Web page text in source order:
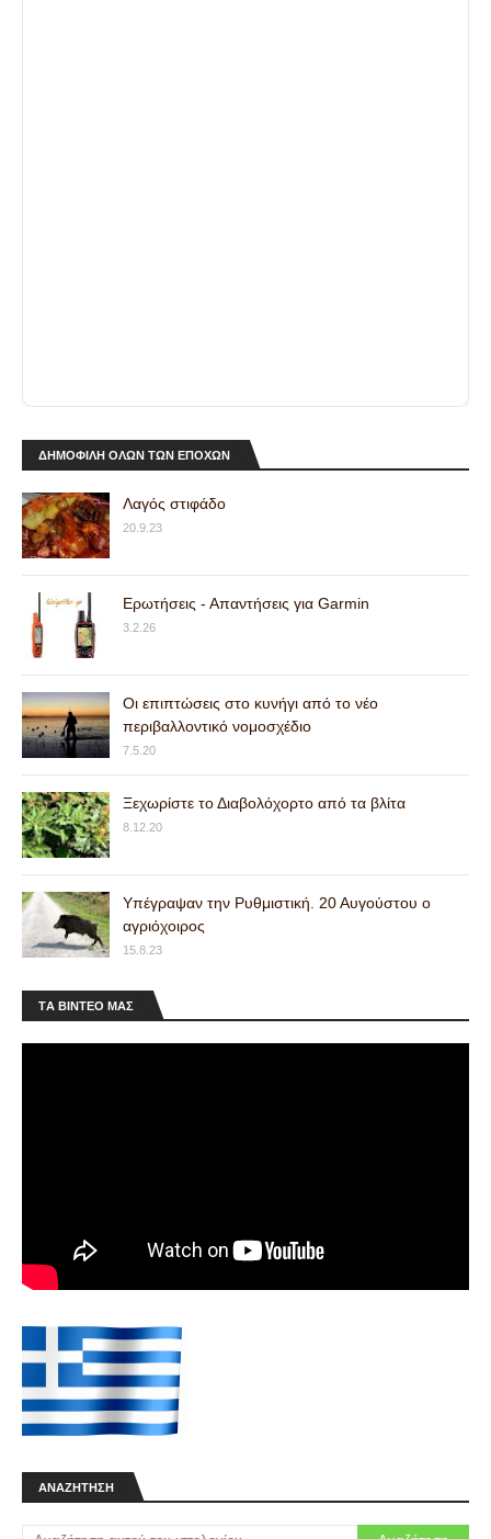
ΔΗΜΟΦΙΛΗ ΟΛΩΝ ΤΩΝ ΕΠΟΧΩΝ
Λαγός στιφάδο
20.9.23
Ερωτήσεις - Απαντήσεις για Garmin
3.2.26
Οι επιπτώσεις στο κυνήγι από το νέο
περιβαλλοντικό νομοσχέδιο
7.5.20
Ξεχωρίστε το Διαβολόχορτο από τα βλίτα
8.12.20
Υπέγραψαν την Ρυθμιστική. 20 Αυγούστου ο
αγριόχοιρος
15.8.23
ΤA ΒΙΝΤΕΟ MAΣ
ΑΝΑΖΉΤΗΣΗ